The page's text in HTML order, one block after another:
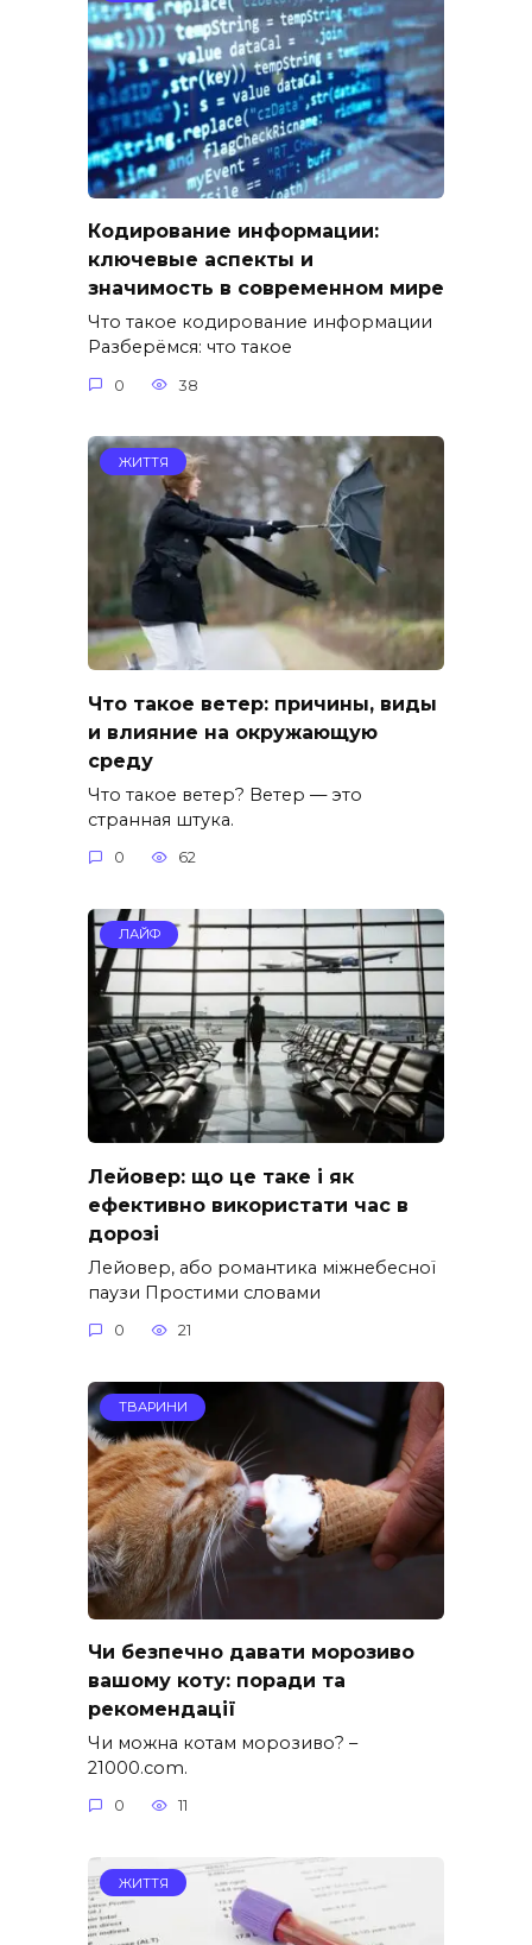
Кодирование информации:
ключевые аспекты и
значимость в современном мире
Что такое кодирование информации
Разберёмся: что такое
0 38
ЖИТТЯ
Что такое ветер: причины, виды
и влияние на окружающую
среду
Что такое ветер? Ветер — это
странная штука.
0 62
ЛАЙФ
Лейовер: що це таке і як
ефективно використати час в
дорозі
Лейовер, або романтика міжнебесної
паузи Простими словами
0 21
ТВАРИНИ
Чи безпечно давати морозиво
вашому коту: поради та
рекомендації
Чи можна котам морозиво? –
21000.com.
0 11
ЖИТТЯ